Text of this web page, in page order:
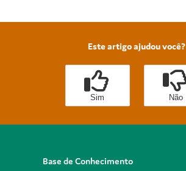
Este artigo ajudou você?
Sim Não
Base de Conhecimento